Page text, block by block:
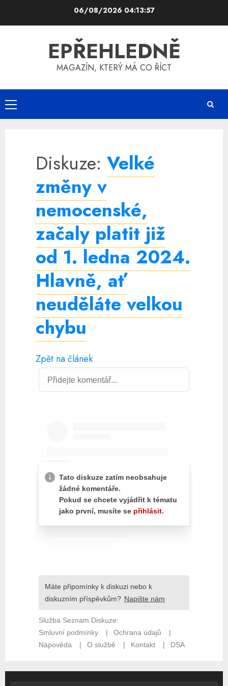
06/08/2026 04:13:57
EPŘEHLEDNĚ
MAGAZÍN, KTERÝ MÁ CO ŘÍCT
Primary
Menu
Diskuze: Velké
změny v
nemocenské,
začaly platit již
od 1. ledna 2024.
Hlavně, ať
neuděláte velkou
chybu
Zpět na článek